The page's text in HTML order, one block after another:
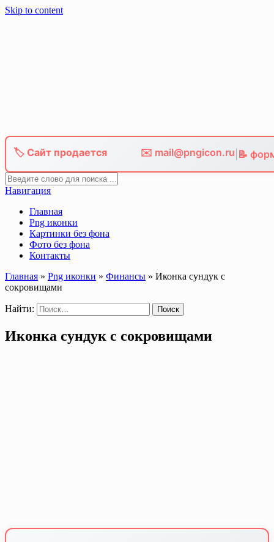
Skip to content
🏷️ Сайт продается ✉️ mail@pngicon.ru 📝
Навигация
Главная
Png иконки
Картинки без фона
Фото без фона
Контакты
Главная » Png иконки » Финансы » Иконка сундук с
сокровищами
Найти:
Иконка сундук с сокровищами